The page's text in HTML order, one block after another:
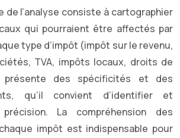
de l’analyse consiste à cartographier
qui pourraient être affectés par
type d’impôt (impôt sur le revenu,
TVA, impôts locaux, droits de
présente des spécificités et des
qu’il convient d’identifier et
La compréhension des
impôt est indispensable pour